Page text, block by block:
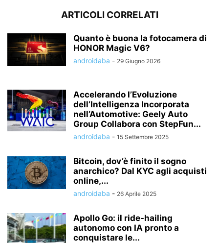
ARTICOLI CORRELATI
Quanto è buona la fotocamera di
HONOR Magic V6?
androidaba - 29 Giugno 2026
Accelerando l’Evoluzione
dell’Intelligenza Incorporata
nell’Automotive: Geely Auto
Group Collabora con StepFun...
androidaba - 15 Settembre 2025
Bitcoin, dov’è finito il sogno
anarchico? Dal KYC agli acquisti
online,...
androidaba - 26 Aprile 2025
Apollo Go: il ride-hailing
autonomo con IA pronto a
conquistare le...